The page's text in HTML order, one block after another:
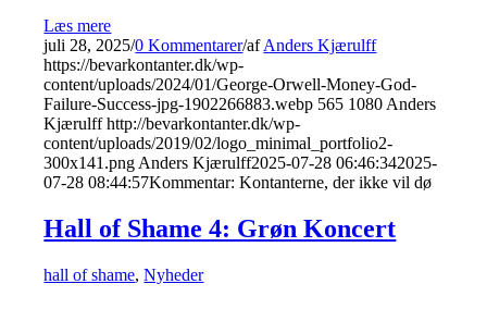
Læs mere
juli 28, 2025/0 Kommentarer/afAnders Kjærulff
https://bevarkontanter.dk/wp-
content/uploads/2024/01/George-Orwell-Money-God-
Failure-Success-jpg-1902266883.webp 565 1080 Anders
Kjærulff http://bevarkontanter.dk/wp-
content/uploads/2019/02/logo_minimal_portfolio2-
300x141.png Anders Kjærulff2025-07-28 06:46:342025-
07-28 08:44:57Kommentar: Kontanterne, der ikke vil dø
Hall of Shame 4: Grøn Koncert
hall of shame,Nyheder